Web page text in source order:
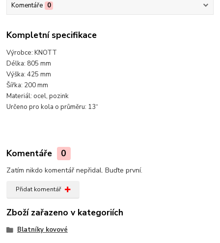
Komentáře 0
Kompletní specifikace
Výrobce: KNOTT
Délka: 805 mm
Výška: 425 mm
Šířka: 200 mm
Materiál: ocel, pozink
Určeno pro kola o průměru: 13“
Komentáře 0
Zatím nikdo komentář nepřidal. Buďte první.
Přidat komentář
Zboží zařazeno v kategoriích
Blatníky kovové